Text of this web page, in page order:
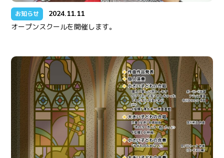
お知らせ 2024.11.11
オープンスクールを開催します。